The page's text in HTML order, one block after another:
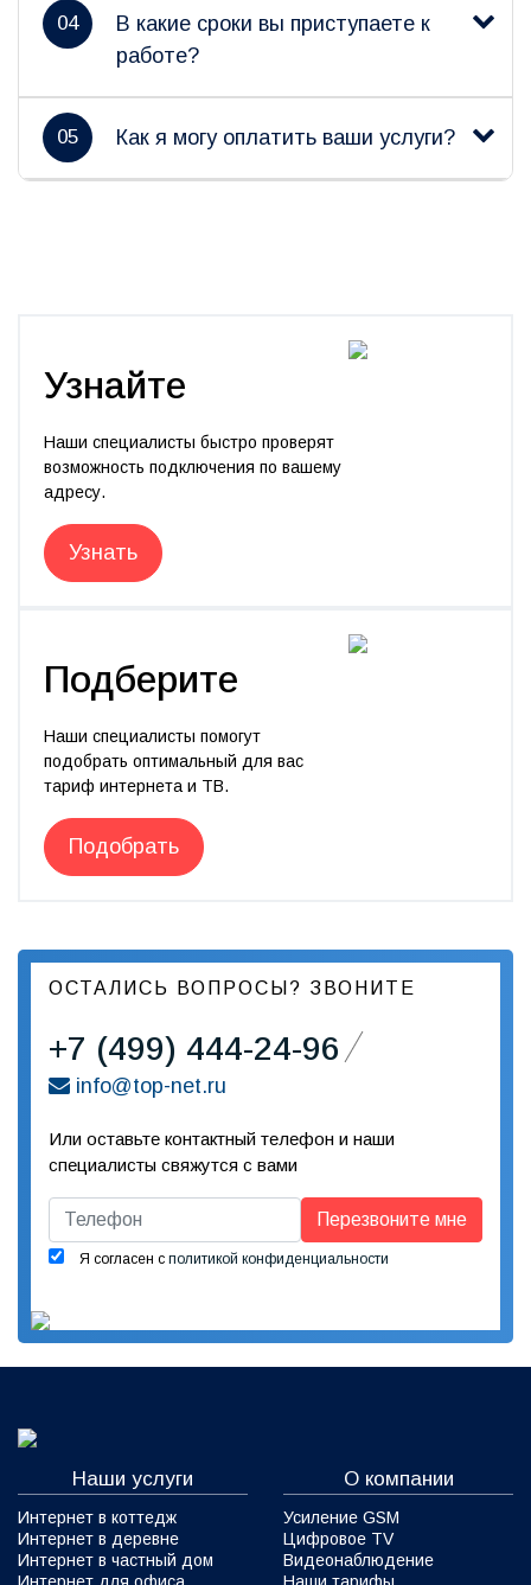
04
В какие сроки вы приступаете к
работе?
05 Как я могу оплатить ваши услуги?
Узнайте
Наши специалисты быстро проверят
возможность подключения по вашему
адресу.
Узнать
Подберите
Наши специалисты помогут
подобрать оптимальный для вас
тариф интернета и ТВ.
Подобрать
ОСТАЛИСЬ ВОПРОСЫ? ЗВОНИТЕ
+7 (499) 444-24-96
info@top-net.ru
Или оставьте контактный телефон и наши
специалисты свяжутся с вами
Перезвоните мне
Я согласен с политикой конфиденциальности
Наши услуги
Интернет в коттедж
Интернет в деревне
Интернет в частный дом
О компании
Усиление GSM
Цифровое TV
Видеонаблюдение